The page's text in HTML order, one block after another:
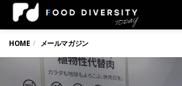
HOME メールマガジン